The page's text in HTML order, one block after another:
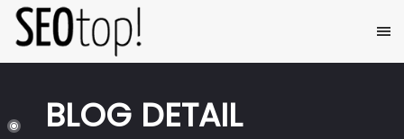
BLOG DETAIL